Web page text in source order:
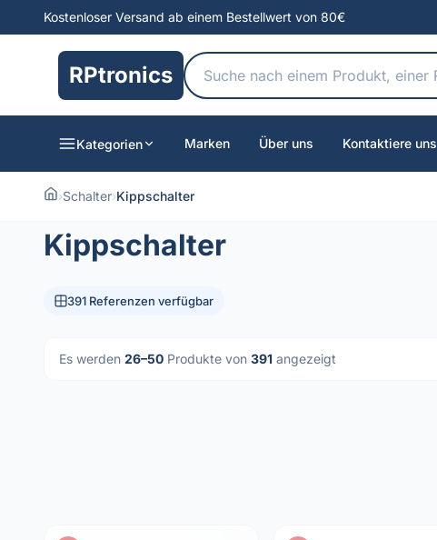
Kostenloser Versand ab einem Bestellwert von 80€
RPtronics
Kategorien Marken Über uns Kontaktiere uns
›Schalter›Kippschalter
Kippschalter
391 Referenzen verfügbar
Es werden 26–50 Produkte von 391 angezeigt